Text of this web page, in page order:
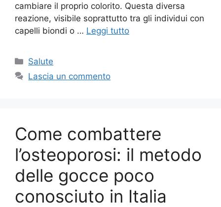
cambiare il proprio colorito. Questa diversa
reazione, visibile soprattutto tra gli individui con
capelli biondi o … Leggi tutto
Categorie
Salute
Lascia un commento
Come combattere
l’osteoporosi: il metodo
delle gocce poco
conosciuto in Italia